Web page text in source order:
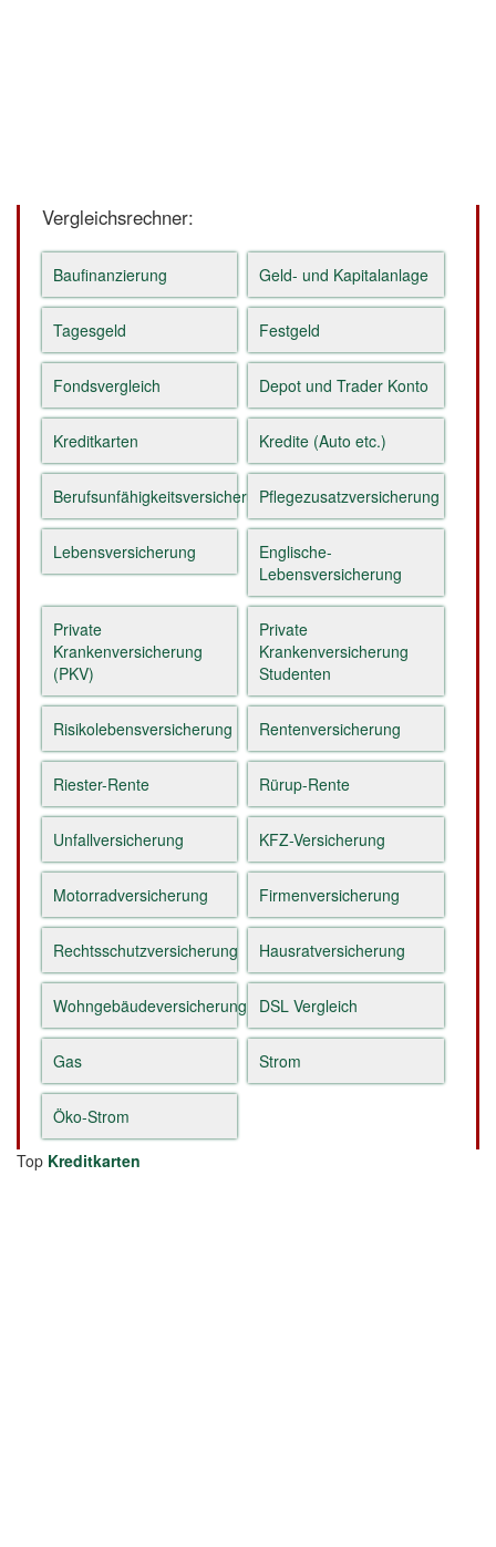
Vergleichsrechner:
Baufinanzierung Geld- und Kapitalanlage
Tagesgeld Festgeld
Fondsvergleich Depot und Trader Konto
Kreditkarten Kredite (Auto etc.)
BerufsunfähigkeitsversicherungPflegezusatzversicherung
Lebensversicherung
Englische-
Lebensversicherung
Private
Krankenversicherung
(PKV)
Private
Krankenversicherung
Studenten
Risikolebensversicherung Rentenversicherung
Riester-Rente Rürup-Rente
Unfallversicherung KFZ-Versicherung
Motorradversicherung Firmenversicherung
Rechtsschutzversicherung Hausratversicherung
Wohngebäudeversicherung DSL Vergleich
Gas Strom
Öko-Strom
Top Kreditkarten